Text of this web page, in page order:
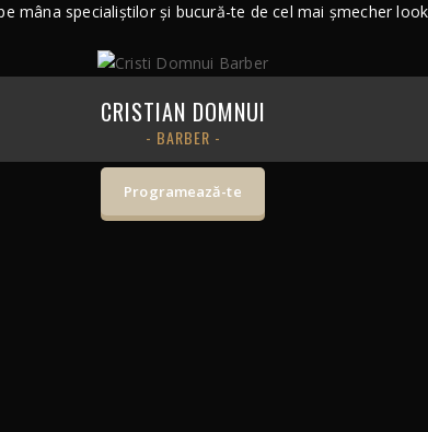
mâna specialiștilor și bucură-te de cel mai șmecher look
CRISTIAN DOMNUI
- BARBER -
Programează-te